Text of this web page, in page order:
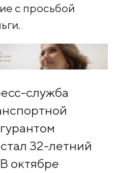
с просьбой
служба
32-летний
октябре